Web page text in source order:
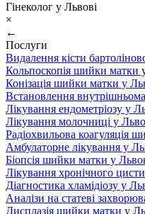
Гінеколог у Львові
×
←
Послуги
Видалення кісти
Кольпоскопія шийки матки
Конізація шийки матки у
Встановлення
Лікування ендометріозу у
Лікування молочниці у
Радіохвильова коагуляція
Амбулаторне лікування у
Біопсія шийки матки у
Лікування хронічного
Діагностика хламідіозу у
Аналізи на статеві
Дисплазія шийки матки у